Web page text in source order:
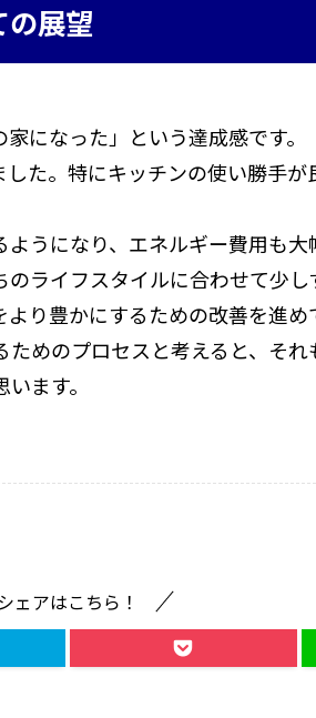
の展望
になった」という達成感です。
た。特にキッチンの使い勝手
うになり、エネルギー費用も大
ライフスタイルに合わせて少
り豊かにするための改善を進め
めのプロセスと考えると、そ
ます。
ェアはこちら！